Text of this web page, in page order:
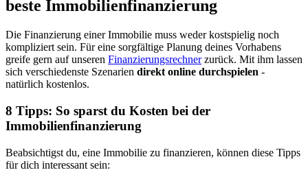
beste Immobilienfinanzierung
Die Finanzierung einer Immobilie muss weder kostspielig noch
kompliziert sein. Für eine sorgfältige Planung deines Vorhabens
greife gern auf unseren Finanzierungsrechnerzurück. Mit ihm lassen
sich verschiedenste Szenarien direkt online durchspielen -
natürlich kostenlos.
8 Tipps: So sparst du Kosten bei der
Immobilienfinanzierung
Beabsichtigst du, eine Immobilie zu finanzieren, können diese Tipps
für dich interessant sein: